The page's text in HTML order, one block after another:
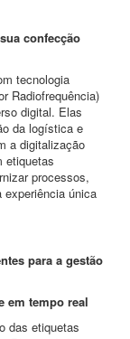
confecção
tecnologia
Radiofrequência)
digital. Elas
da logística e
a digitalização
etiquetas
processos,
experiência única
para a gestão
em tempo real
das etiquetas